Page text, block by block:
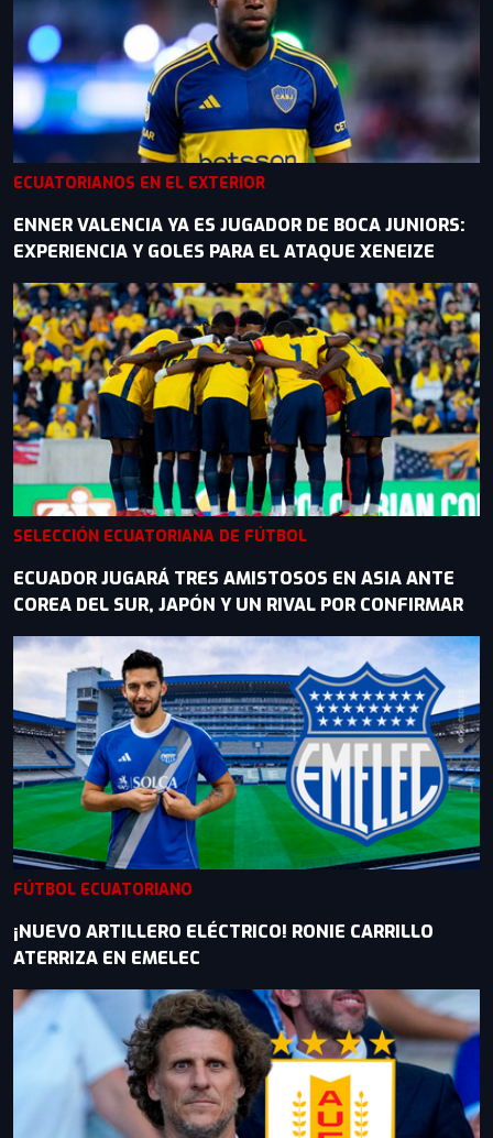
ECUATORIANOS EN EL EXTERIOR
ENNER VALENCIA YA ES JUGADOR DE BOCA JUNIORS:
EXPERIENCIA Y GOLES PARA EL ATAQUE XENEIZE
SELECCIÓN ECUATORIANA DE FÚTBOL
ECUADOR JUGARÁ TRES AMISTOSOS EN ASIA ANTE
COREA DEL SUR, JAPÓN Y UN RIVAL POR CONFIRMAR
FÚTBOL ECUATORIANO
¡NUEVO ARTILLERO ELÉCTRICO! RONIE CARRILLO
ATERRIZA EN EMELEC